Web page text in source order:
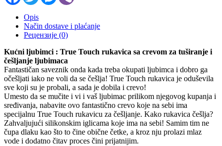
Opis
Način dostave i plaćanje
Рецензије (0)
Kućni ljubimci : True Touch rukavica sa crevom za tuširanje i
češljanje ljubimaca
Fantastičan saveznik onda kada treba okupati ljubimca i dobro ga
očešljati iako ne voli da se češlja! True Touch rukavica je oduševila
sve koji su je probali, a sada je dobila i crevo!
Umesto da se mučite i vi i vaš ljubimac prilikom njegovog kupanja i
sređivanja, nabavite ovo fantastično crevo koje na sebi ima
specijalnu True Touch rukavicu za češljanje. Kako rukavica češlja?
Zahvaljujući silikonskim iglicama koje ima na sebi! Samim tim ne
čupa dlaku kao što to čine obične četke, a kroz nju prolazi mlaz
vode i dodatno čitav proces čini prijatnijim.